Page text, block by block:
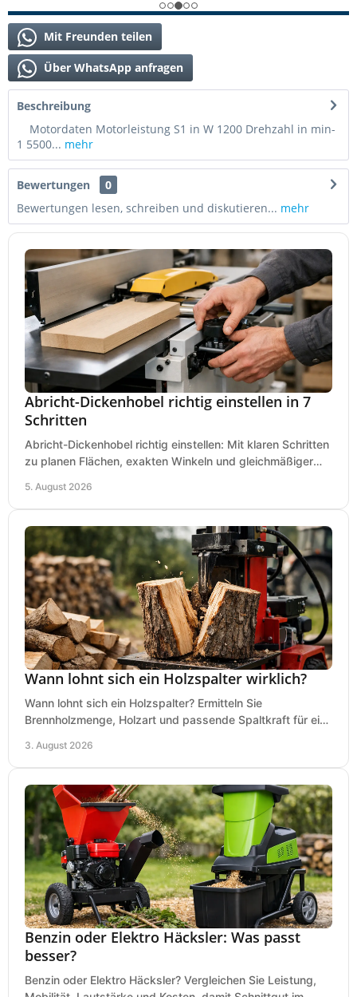
Mit Freunden teilen
Über WhatsApp anfragen
Beschreibung
Motordaten Motorleistung S1 in W 1200 Drehzahl in min-
1 5500... mehr
Bewertungen
0
Bewertungen lesen, schreiben und diskutieren... mehr
Abricht-Dickenhobel richtig einstellen in 7
Schritten
Abricht-Dickenhobel richtig einstellen: Mit klaren Schritten
zu planen Flächen, exakten Winkeln und gleichmäßiger
5. August 2026
Wann lohnt sich ein Holzspalter wirklich?
Wann lohnt sich ein Holzspalter? Ermitteln Sie
Brennholzmenge, Holzart und passende Spaltkraft für eine
3. August 2026
Benzin oder Elektro Häcksler: Was passt
besser?
Benzin oder Elektro Häcksler? Vergleichen Sie Leistung,